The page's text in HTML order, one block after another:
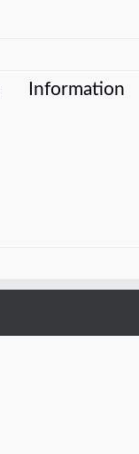
Information